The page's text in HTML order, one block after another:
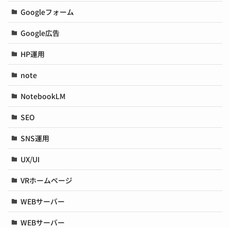
Googleフォーム
Google広告
HP運用
note
NotebookLM
SEO
SNS運用
UX/UI
VRホームページ
WEBサーバー
WEBサーバー